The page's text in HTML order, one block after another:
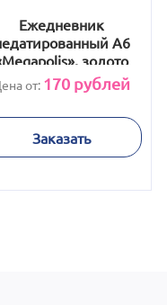
Ежедневник
А6
золото
от: 170 рублей
Заказать